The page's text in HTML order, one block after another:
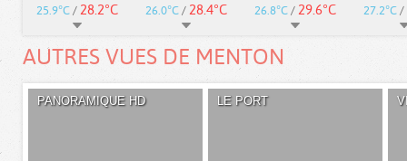
25.9°C / 28.2°C 26.0°C / 28.4°C 26.8°C / 29.6°C 27.2°C /
AUTRES VUES DE MENTON
PANORAMIQUE HD LE PORT